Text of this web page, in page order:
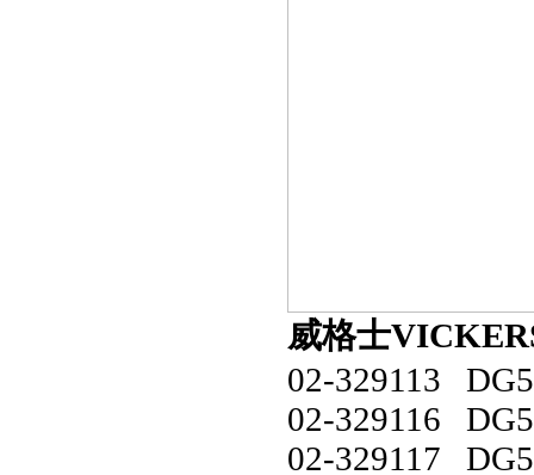
威格士
02-329113
02-329116
02-329117